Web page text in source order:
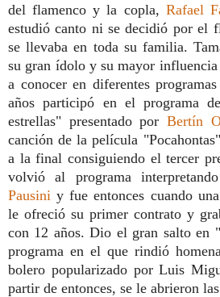
del flamenco y la copla, Rafael
estudió canto ni se decidió por el
se llevaba en toda su familia.
su gran ídolo y su mayor
a conocer en diferentes
años participó en el programa
estrellas" presentado por Bertín
canción de la película
a la final consiguiendo el tercer
volvió al programa
Pausini y fue entonces cuando
le ofreció su primer contrato y
con 12 años. Dio el gran salto en
programa en el que rindió
bolero popularizado por Luis
partir de entonces, se le abrieron